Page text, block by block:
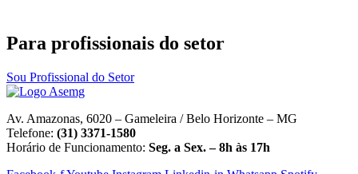
Para profissionais do setor
Sou Profissional do Setor
Av. Amazonas, 6020 – Gameleira / Belo Horizonte – MG
Telefone: (31) 3371-1580
Horário de Funcionamento: Seg. a Sex. – 8h às 17h